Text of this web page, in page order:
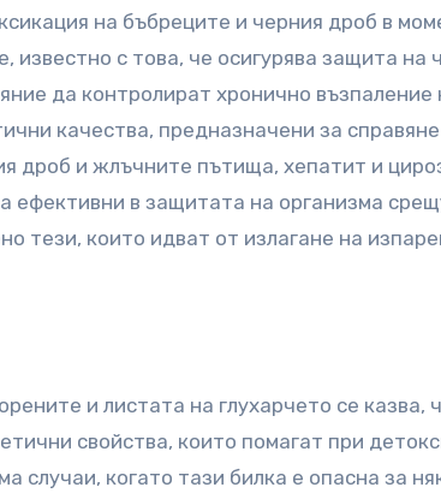
на бъбреците и черния дроб в
с това, че осигурява защита на
да контролират хронично
качества, предназначени за
дроб и жлъчните пътища, хепатит и
ефективни в защитата на организма
тези, които идват от излагане на
и листата на глухарчето се казва,
свойства, които помагат при
случаи, когато тази билка е опасна за